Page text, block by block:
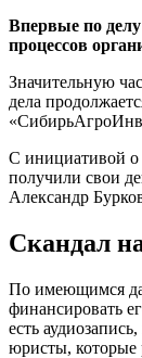
Впервые по
процессов
Значительную
дела
С инициативой о
получили свои
Александр
Скандал
По имеющимся
финансировать
есть
юристы, которые